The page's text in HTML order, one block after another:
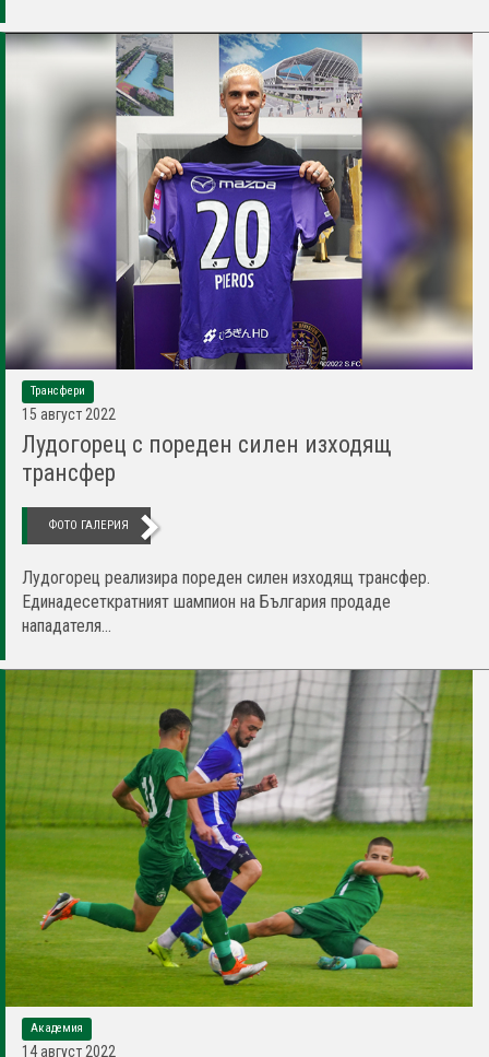
Трансфери
15 август 2022
Лудогорец с пореден силен изходящ
трансфер
ФОТО ГАЛЕРИЯ
Лудогорец реализира пореден силен изходящ трансфер.
Единадесеткратният шампион на България продаде
нападателя...
Академия
14 август 2022